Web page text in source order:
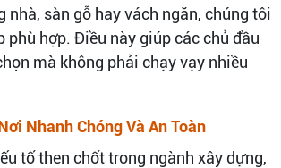
nhà, sàn gỗ hay vách ngăn, chúng tôi
phù hợp. Điều này giúp các chủ đầu
mà không phải chạy vạy nhiều
Nhanh Chóng Và An Toàn
tố then chốt trong ngành xây dựng,